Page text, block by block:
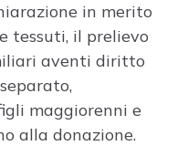
in merito
tessuti, il prelievo
aventi diritto
maggiorenni e
alla donazione.